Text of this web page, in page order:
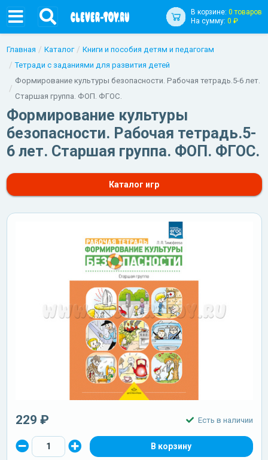
В корзине: 0 товаров
На сумму: 0 ₽
Главная Каталог
Книги и пособия детям и педагогам
Тетради с заданиями для развития детей
Формирование культуры безопасности. Рабочая тетрадь.5-6 лет.
Старшая группа. ФОП. ФГОС.
Формирование культуры
безопасности. Рабочая тетрадь.5-
6 лет. Старшая группа. ФОП. ФГОС.
Каталог игр
229 ₽ Есть в наличии